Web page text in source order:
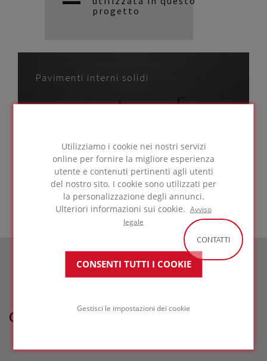
Utilizziamo i cookie nei nostri servizi
online per fornire la migliore esperienza
utente e contenuti pertinenti agli utenti
del nostro sito. I cookie sono utilizzati per
la personalizzazione degli annunci.
Ulteriori informazioni sui cookie. Avviso
legale
CONSENTI TUTTI I COOKIE
Gestisci le impostazioni dei cookie
progetto
Pavimenti interni solidi
VAI ALLA
SOLUZIONE
COME POSSIAMO AIUTARTI?
CONTATTI